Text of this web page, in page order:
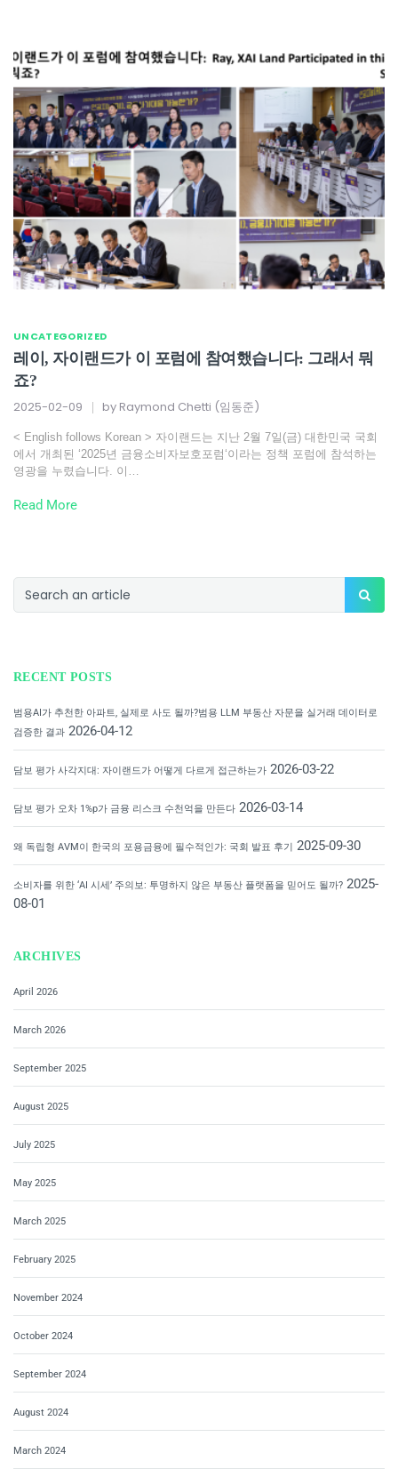
UNCATEGORIZED
레이, 자이랜드가 이 포럼에 참여했습니다: 그래서 뭐
죠?
2025-02-09 by Raymond Chetti (임동준)
< English follows Korean > 자이랜드는 지난 2월 7일(금) 대한민국 국회
에서 개최된 ‘2025년 금융소비자보호포럼‘이라는 정책 포럼에 참석하는
영광을 누렸습니다. 이…
Read More
RECENT POSTS
범용AI가 추천한 아파트, 실제로 사도 될까?범용 LLM 부동산 자문을 실거래 데이터로
검증한 결과 2026-04-12
담보 평가 사각지대: 자이랜드가 어떻게 다르게 접근하는가 2026-03-22
담보 평가 오차 1%p가 금융 리스크 수천억을 만든다 2026-03-14
왜 독립형 AVM이 한국의 포용금융에 필수적인가: 국회 발표 후기 2025-09-30
소비자를 위한 ‘AI 시세’ 주의보: 투명하지 않은 부동산 플랫폼을 믿어도 될까? 2025-
08-01
ARCHIVES
April 2026
March 2026
September 2025
August 2025
July 2025
May 2025
March 2025
February 2025
November 2024
October 2024
September 2024
August 2024
March 2024